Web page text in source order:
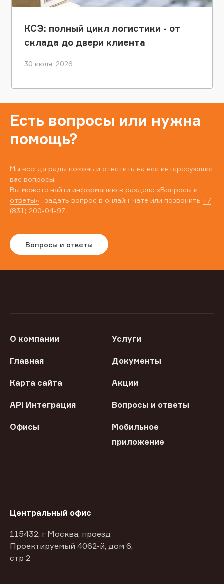
КСЭ: полный цикл логистики - от
склада до двери клиента
30 июля, 2026
Есть вопросы или нужна
помощь?
Мы всегда рады помочь и ответить на все интересующие
вас вопросы.
Вы можете найти информацию в разделе «Вопросы и
ответы» , задать вопрос в онлайн-чате или позвонить +7
(831) 200-04-97
Вопросы и ответы
О компании Услуги
Главная Документы
Карта сайта Акции
API Интеграция Вопросы и ответы
Офисы
Мобильное
приложение
Центральный офис
115432, г Москва, проезд
Проектируемый 4062-й, дом 6,
стр 2